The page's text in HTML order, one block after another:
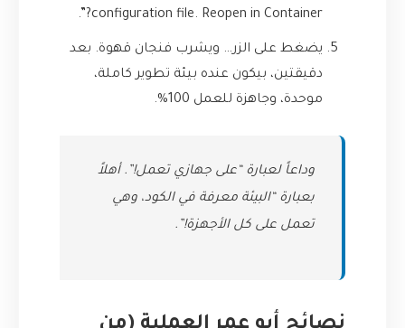
configuration file. Reopen in Container?”.
يضغط على الزر… ويشرب فنجان قهوة. بعد
دقيقتين، بيكون عنده بيئة تطوير كاملة،
موحدة، وجاهزة للعمل 100%.
وداعاً لعبارة “على جهازي تعمل!”. أهلاً
بعبارة “البيئة معرفة في الكود، وهي
تعمل على كل الأجهزة!”.